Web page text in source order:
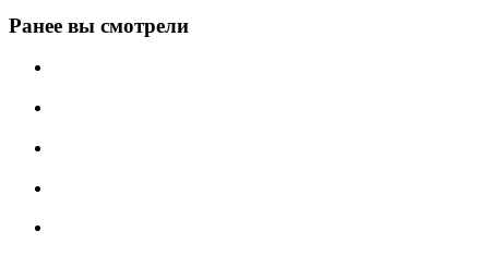
Ранее вы смотрели